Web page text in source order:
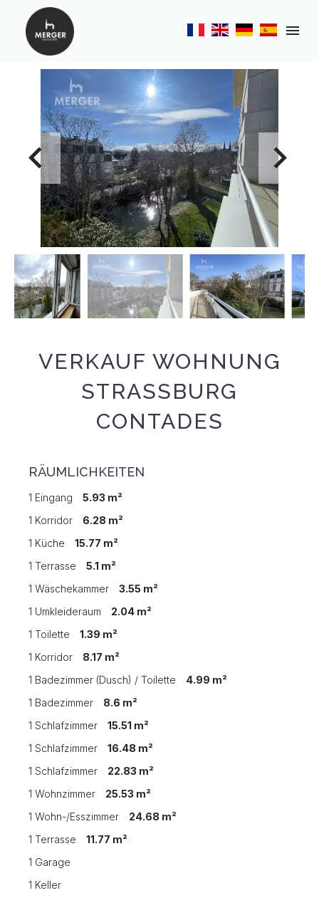
VERKAUF WOHNUNG
STRASSBURG C
ONTADES
RÄUMLICHKEITEN
1 Eingang
5.93 m²
1 Korridor
6.28 m²
1 Küche
15.77 m²
1 Terrasse
5.1 m²
1 Wäschekammer
3.55 m²
1 Umkleideraum
2.04 m²
1 Toilette
1.39 m²
1 Korridor
8.17 m²
1 Badezimmer (Dusch) / Toilette
4.99 m²
1 Badezimmer
8.6 m²
1 Schlafzimmer
15.51 m²
1 Schlafzimmer
16.48 m²
1 Schlafzimmer
22.83 m²
1 Wohnzimmer
25.53 m²
1 Wohn-/Esszimmer
24.68 m²
1 Terrasse
11.77 m²
1 Garage
1 Keller